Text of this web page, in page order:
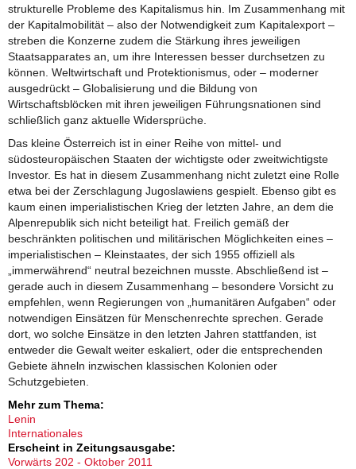
strukturelle Probleme des Kapitalismus hin. Im Zusammenhang mit
der Kapitalmobilität – also der Notwendigkeit zum Kapitalexport –
streben die Konzerne zudem die Stärkung ihres jeweiligen
Staatsapparates an, um ihre Interessen besser durchsetzen zu
können. Weltwirtschaft und Protektionismus, oder – moderner
ausgedrückt – Globalisierung und die Bildung von
Wirtschaftsblöcken mit ihren jeweiligen Führungsnationen sind
schließlich ganz aktuelle Widersprüche.
Das kleine Österreich ist in einer Reihe von mittel- und
südosteuropäischen Staaten der wichtigste oder zweitwichtigste
Investor. Es hat in diesem Zusammenhang nicht zuletzt eine Rolle
etwa bei der Zerschlagung Jugoslawiens gespielt. Ebenso gibt es
kaum einen imperialistischen Krieg der letzten Jahre, an dem die
Alpenrepublik sich nicht beteiligt hat. Freilich gemäß der
beschränkten politischen und militärischen Möglichkeiten eines –
imperialistischen – Kleinstaates, der sich 1955 offiziell als
„immerwährend“ neutral bezeichnen musste. Abschließend ist –
gerade auch in diesem Zusammenhang – besondere Vorsicht zu
empfehlen, wenn Regierungen von „humanitären Aufgaben“ oder
notwendigen Einsätzen für Menschenrechte sprechen. Gerade
dort, wo solche Einsätze in den letzten Jahren stattfanden, ist
entweder die Gewalt weiter eskaliert, oder die entsprechenden
Gebiete ähneln inzwischen klassischen Kolonien oder
Schutzgebieten.
Mehr zum Thema:
Lenin
Internationales
Erscheint in Zeitungsausgabe:
Vorwärts 202 - Oktober 2011